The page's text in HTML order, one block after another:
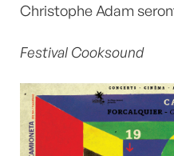
Christophe Adam
Festival Cooksound